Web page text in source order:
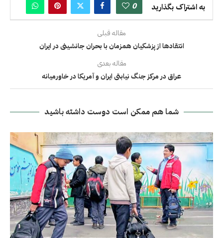
به اشتراک بگذارید 0
مقاله قبلی
انتقادها از پزشکیان همزمان با بحران جانشینی در ایران
مقاله بعدی
عراق در مرکز جنگ نیابتی ایران و آمریکا در خاورمیانه
شما هم ممکن است دوست داشته باشید